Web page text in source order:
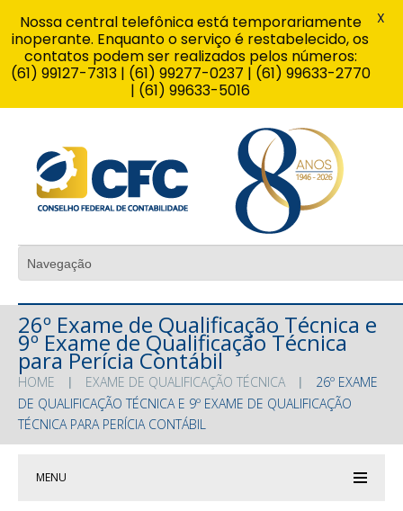
26º Exame de Qualificação Técnica e
9º Exame de Qualificação Técnica
para Perícia Contábil
HOME EXAME DE QUALIFICAÇÃO TÉCNICA
26º EXAME
DE QUALIFICAÇÃO TÉCNICA E 9º EXAME DE QUALIFICAÇÃO
TÉCNICA PARA PERÍCIA CONTÁBIL
MENU
Nossa central telefônica está temporariamente
inoperante. Enquanto o serviço é restabelecido, os
contatos podem ser realizados pelos números:
(61) 99127-7313 | (61) 99277-0237 | (61) 99633-2770
| (61) 99633-5016
X